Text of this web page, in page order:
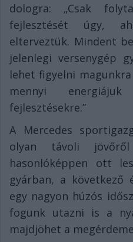
dologra: „Csak
fejlesztését úgy,
elterveztük. Mindent
jelenlegi versenygép
lehet figyelni
mennyi
fejlesztésekre.”
A Mercedes
olyan távoli
hasonlóképpen ott
gyárban, a következő
egy nagyon húzós
fogunk utazni is a
majdjöhet a